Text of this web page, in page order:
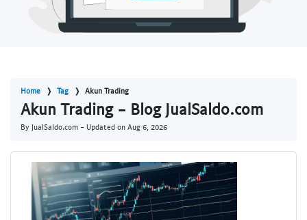
Home Tag Akun Trading
Akun Trading - Blog JualSaldo.com
By JualSaldo.com - Updated on Aug 6, 2026